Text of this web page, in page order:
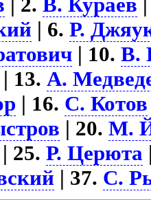
| 6.Р.
| 10.В.
| 13.А.
| 16. С. Котов
| 20.М.
| 25.Р. Церюта
| 37. С.